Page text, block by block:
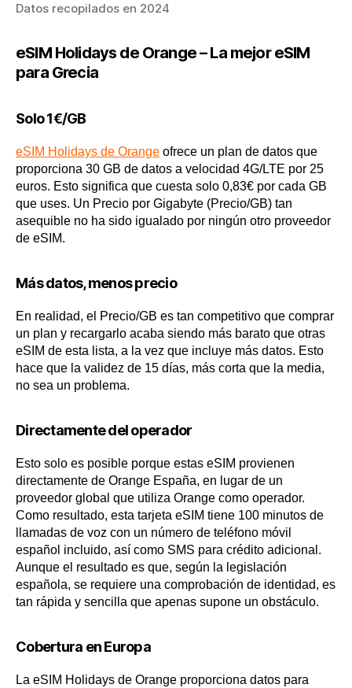
Datos recopilados en 2024
eSIM Holidays de Orange – La mejor eSIM
para Grecia
Solo 1€/GB
eSIM Holidays de Orange ofrece un plan de datos que
proporciona 30 GB de datos a velocidad 4G/LTE por 25
euros. Esto significa que cuesta solo 0,83€ por cada GB
que uses. Un Precio por Gigabyte (Precio/GB) tan
asequible no ha sido igualado por ningún otro proveedor
de eSIM.
Más datos, menos precio
En realidad, el Precio/GB es tan competitivo que comprar
un plan y recargarlo acaba siendo más barato que otras
eSIM de esta lista, a la vez que incluye más datos. Esto
hace que la validez de 15 días, más corta que la media,
no sea un problema.
Directamente del operador
Esto solo es posible porque estas eSIM provienen
directamente de Orange España, en lugar de un
proveedor global que utiliza Orange como operador.
Como resultado, esta tarjeta eSIM tiene 100 minutos de
llamadas de voz con un número de teléfono móvil
español incluido, así como SMS para crédito adicional.
Aunque el resultado es que, según la legislación
española, se requiere una comprobación de identidad, es
tan rápida y sencilla que apenas supone un obstáculo.
Cobertura en Europa
La eSIM Holidays de Orange proporciona datos para